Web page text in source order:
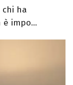
chi ha
impo...